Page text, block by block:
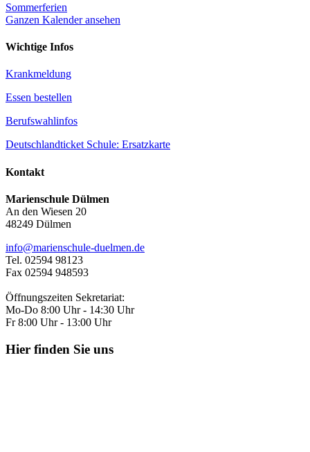
Sommerferien
Ganzen Kalender ansehen
Wichtige Infos
Krankmeldung
Essen bestellen
Berufswahlinfos
Deutschlandticket Schule: Ersatzkarte
Kontakt
Marienschule Dülmen
An den Wiesen 20
48249 Dülmen
info@marienschule-duelmen.de
Tel. 02594 98123
Fax 02594 948593
Öffnungszeiten Sekretariat:
Mo-Do 8:00 Uhr - 14:30 Uhr
Fr 8:00 Uhr - 13:00 Uhr
Hier finden Sie uns